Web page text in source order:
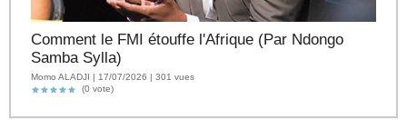
Comment le FMI étouffe l'Afrique (Par Ndongo
Samba Sylla)
Momo ALADJI | 17/07/2026 | 301 vues
(0 vote)